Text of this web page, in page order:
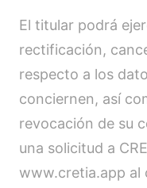
El titular podrá
rectificación,
respecto a los
conciernen, así
revocación de su
una solicitud a
www.cretia.app al